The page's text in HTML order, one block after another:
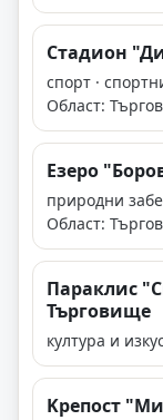
Стадион
спорт ·
Област:
Езеро
природни
Област:
Параклис
Търговище
култура и
Kрепост